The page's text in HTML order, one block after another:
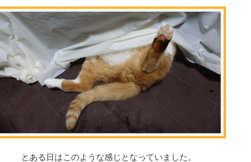
とある日はこのような感じとなっていました。